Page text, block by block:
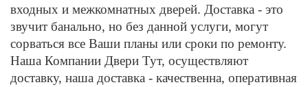
входных и межкомнатных дверей. Доставка - это
звучит банально, но без данной услуги, могут
сорваться все Ваши планы или сроки по ремонту.
Наша Компании Двери Тут, осуществляют
доставку, наша доставка - качественна, оперативная